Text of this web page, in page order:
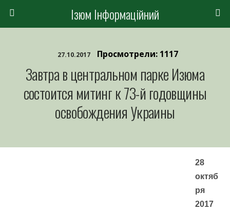
Ізюм Інформаційний
27.10.2017 Просмотрели: 1117
Завтра в центральном парке Изюма
состоится митинг к 73-й годовщины
освобождения Украины
28
октяб
ря
2017